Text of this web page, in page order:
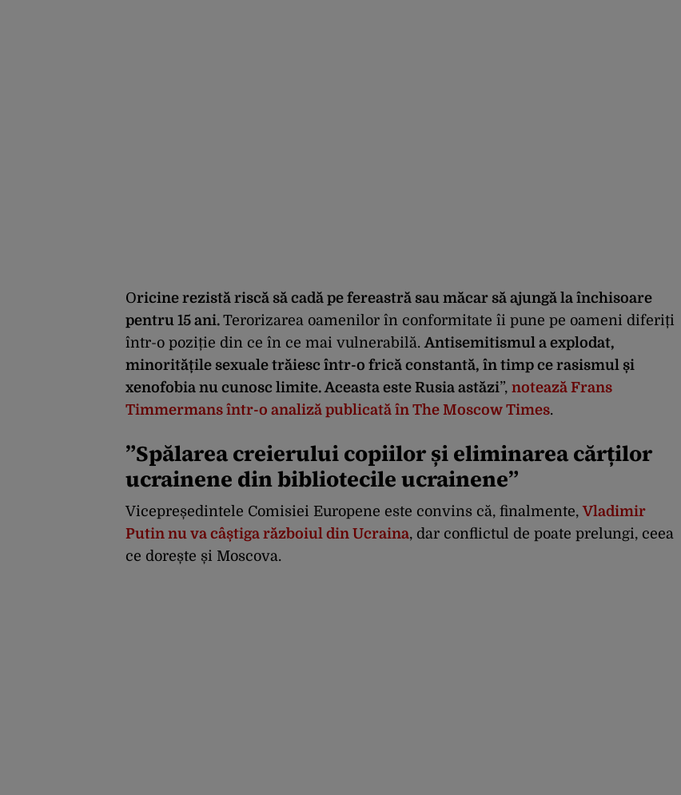
Oricine rezistă riscă să cadă pe fereastră sau măcar să ajungă la închisoare
pentru 15 ani. Terorizarea oamenilor în conformitate îi pune pe oameni diferiți
într-o poziție din ce în ce mai vulnerabilă.Antisemitismul a explodat,
minoritățile sexuale trăiesc într-o frică constantă, în timp ce rasismul și
xenofobia nu cunosc limite. Aceasta este Rusia astăzi”, notează Frans
Timmermans într-o analiză publicată în The Moscow Times.
”Spălarea creierului copiilor și eliminarea cărților
ucrainene din bibliotecile ucrainene”
Vicepreședintele Comisiei Europene este convins că, finalmente,Vladimir
Putin nu va câștiga războiul din Ucraina, dar conflictul de poate prelungi, ceea
ce dorește și Moscova.